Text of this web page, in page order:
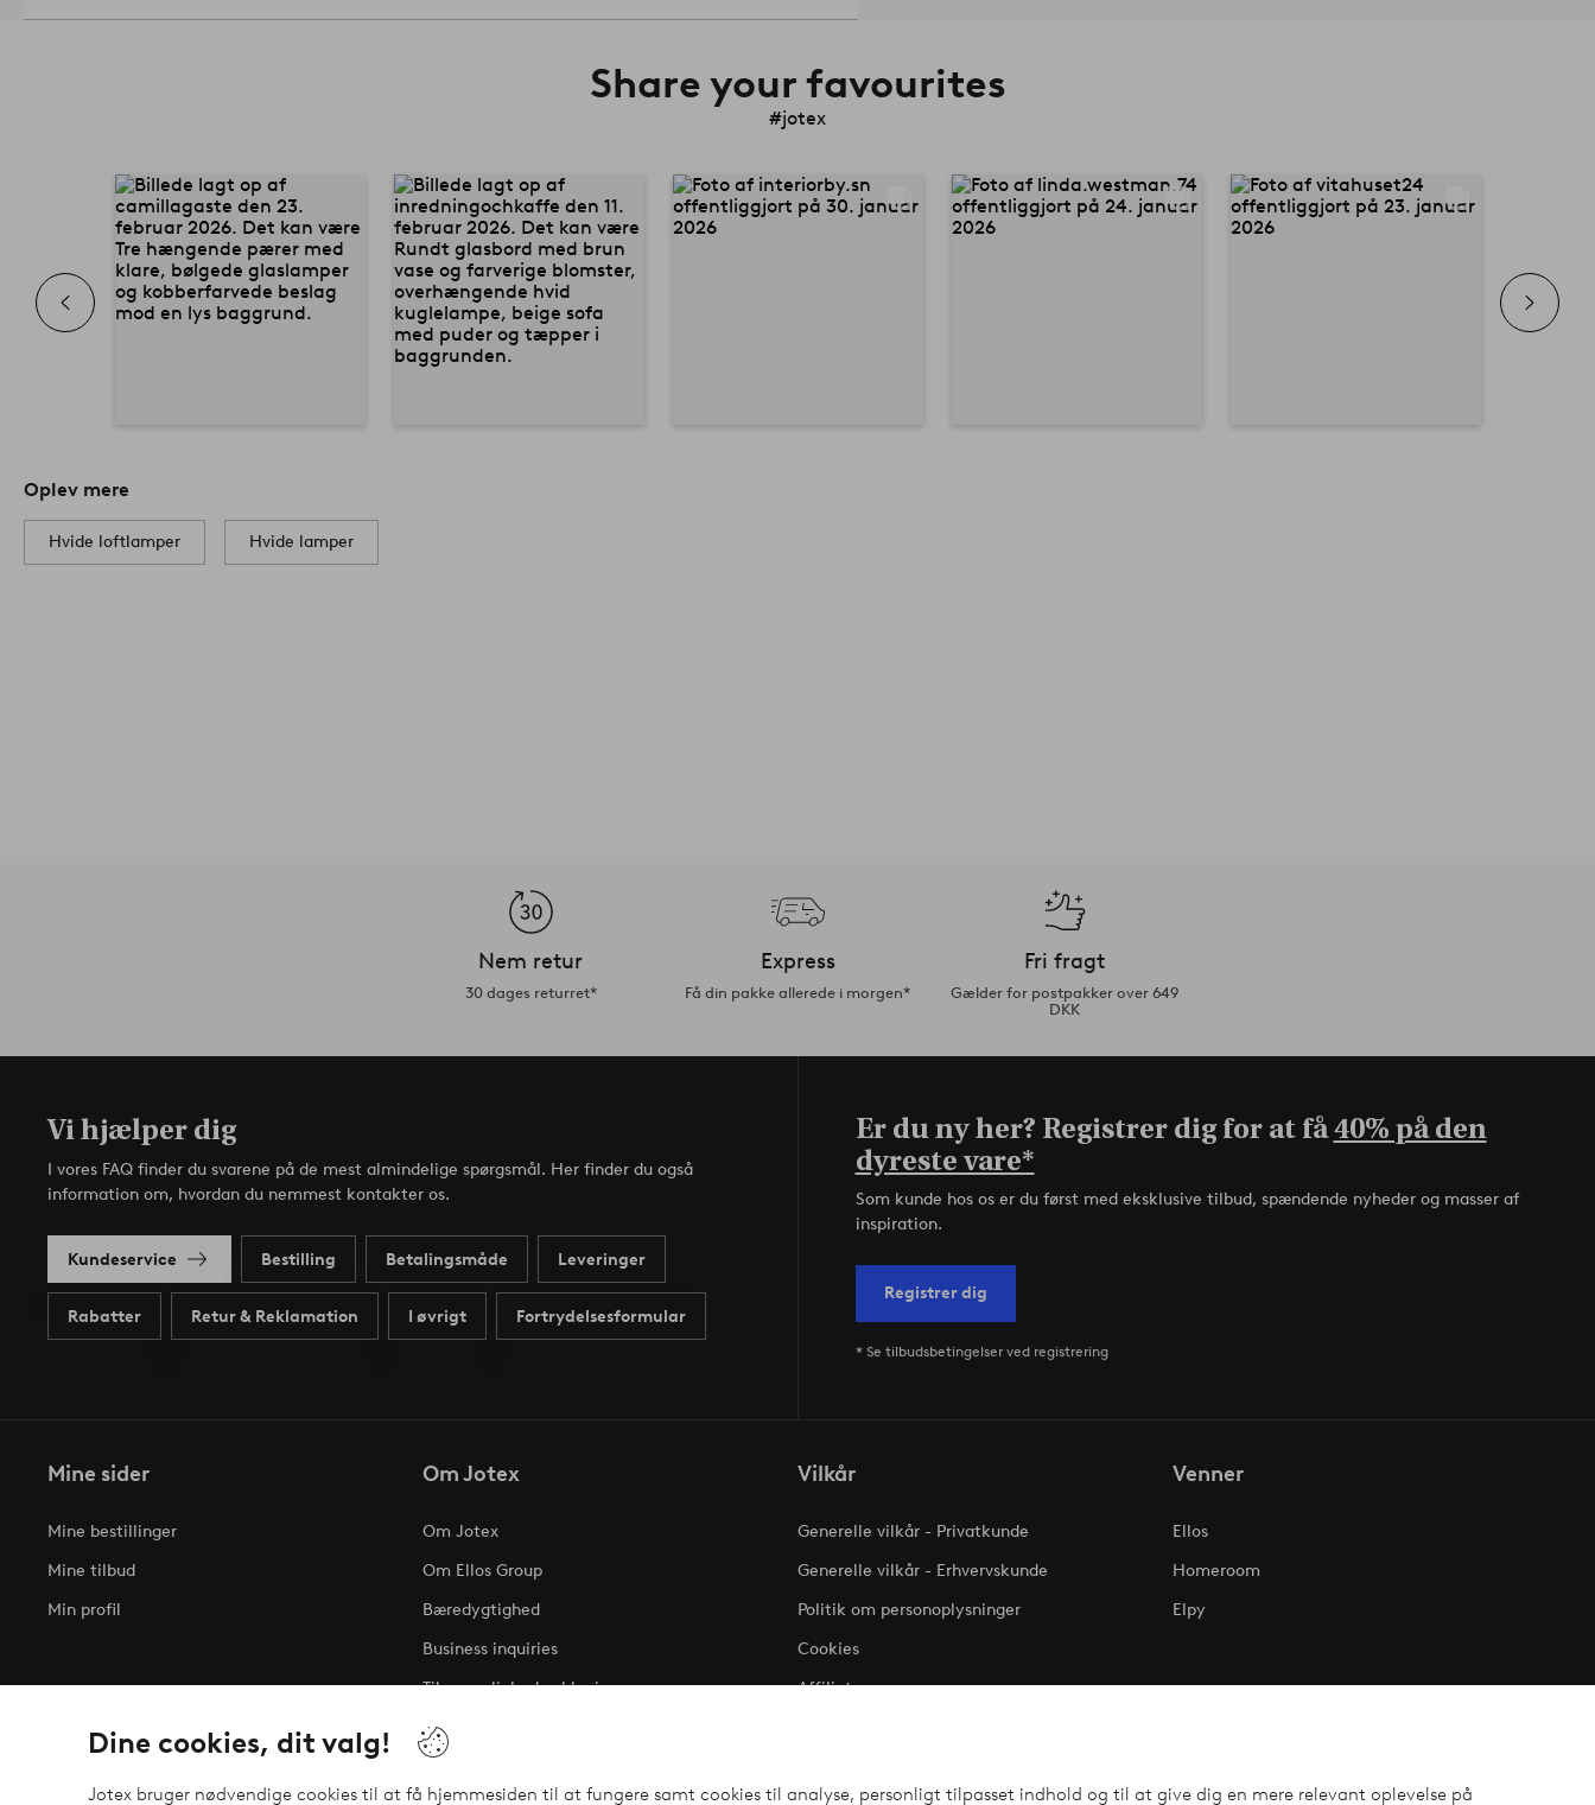
Dine cookies, dit valg!
Jotex bruger nødvendige cookies til at få hjemmesiden til at fungere samt cookies til analyse, personligt tilpasset indhold og til at give dig en mere relevant oplevelse på
Share your favourites
#jotex
Oplev mere
Hvide loftlamper Hvide lamper
Nem retur
30 dages returret*
Express
Få din pakke allerede i morgen*
Fri fragt
Gælder for postpakker over 649
DKK
Vi hjælper dig
I vores FAQ finder du svarene på de mest almindelige spørgsmål. Her finder du også
information om, hvordan du nemmest kontakter os.
Kundeservice Bestilling Betalingsmåde Leveringer
Rabatter Retur & Reklamation I øvrigt Fortrydelsesformular
Er du ny her? Registrer dig for at få40% på den
dyreste vare*
Som kunde hos os er du først med eksklusive tilbud, spændende nyheder og masser af
inspiration.
Registrer dig
* Se tilbudsbetingelser ved registrering
Mine sider
Mine bestillinger
Mine tilbud
Min profil
Om Jotex
Om Jotex
Om Ellos Group
Bæredygtighed
Business inquiries
Tilgængelighedserklæring
Vilkår
Generelle vilkår - Privatkunde
Generelle vilkår - Erhvervskunde
Politik om personoplysninger
Cookies
Affiliate
Venner
Ellos
Homeroom
Elpy